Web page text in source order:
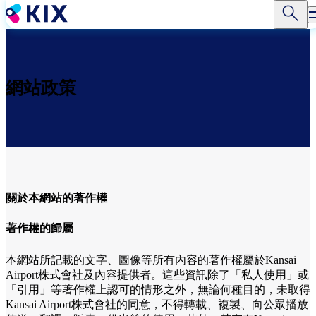
移
至
網站政策
關於本網站的著作權
著作權的歸屬
本網站所記載的文字、圖像等所有內容的著作權屬於Kansai
Airport株式會社及內容提供者。這些資訊除了「私人使用」或
「引用」等著作權上認可的情形之外，無論何種目的，未取得
Kansai Airport株式會社的同意，不得轉載、複製、向公眾播放